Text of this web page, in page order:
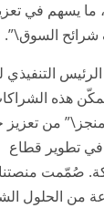
يسهم في
السوق\”.
التنفيذي
هذه
من تعزيز
في تطوير قطاع
صُمّمت منصتنا
من الحلول